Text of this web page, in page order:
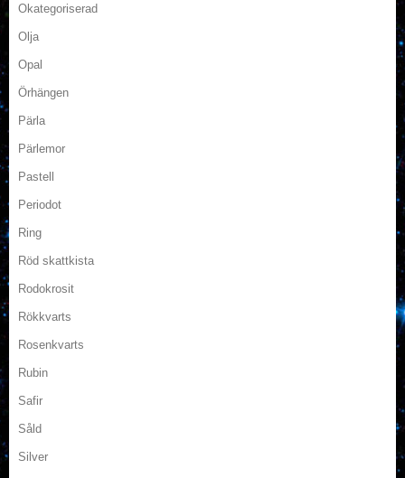
Okategoriserad
Olja
Opal
Örhängen
Pärla
Pärlemor
Pastell
Periodot
Ring
Röd skattkista
Rodokrosit
Rökkvarts
Rosenkvarts
Rubin
Safir
Såld
Silver